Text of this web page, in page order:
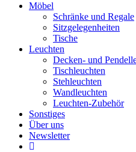
Möbel
Schränke und Regale
Sitzgelegenheiten
Tische
Leuchten
Decken- und
Tischleuchten
Stehleuchten
Wandleuchten
Leuchten-Zubehör
Sonstiges
Über uns
Newsletter